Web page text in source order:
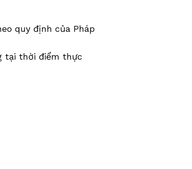
quy định của Pháp
tại thời điểm thực